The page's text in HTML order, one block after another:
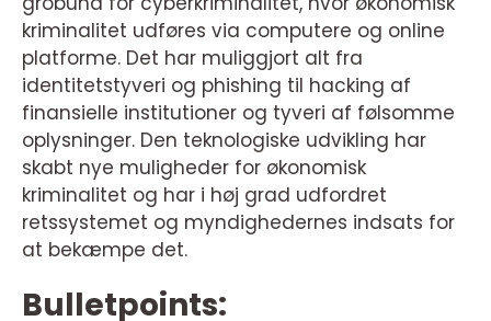
kriminalitet udføres via computere og online
platforme. Det har muliggjort alt fra
identitetstyveri og phishing til hacking af
finansielle institutioner og tyveri af følsomme
oplysninger. Den teknologiske udvikling har
skabt nye muligheder for økonomisk
kriminalitet og har i høj grad udfordret
retssystemet og myndighedernes indsats for
at bekæmpe det.
Bulletpoints: